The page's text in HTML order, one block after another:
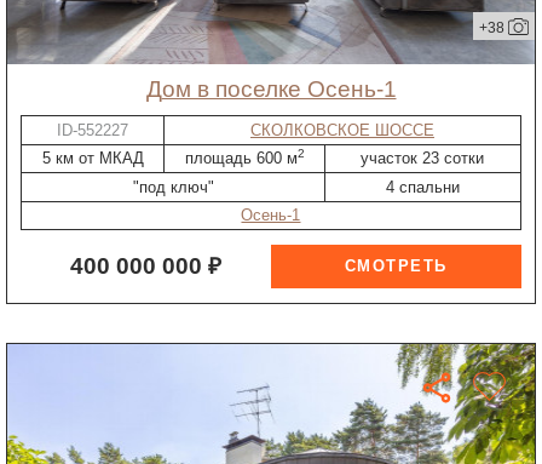
+38
дом в поселке Осень-1
ID-552227
СКОЛКОВСКОЕ ШОССЕ
5 км от МКАД
площадь 600 м2
участок 23 сотки
"под ключ"
4 спальни
Осень-1
400 000 000 ₽